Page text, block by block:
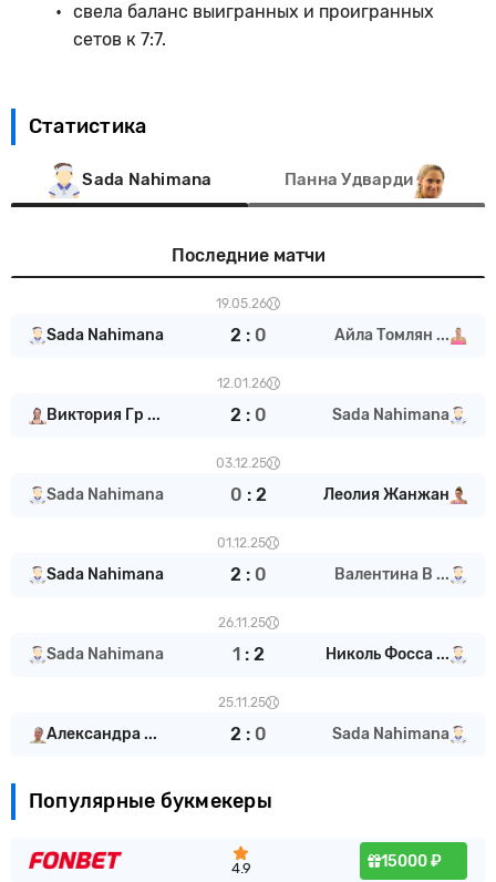
свела баланс выигранных и проигранных
сетов к 7:7.
Статистика
Sada Nahimana Панна Удварди
Последние матчи
19.05.26
Sada Nahimana 2 : 0 Айла Томлян ...
12.01.26
Виктория Гр ... 2 : 0 Sada Nahimana
03.12.25
Sada Nahimana 0 : 2 Леолия Жанжан
01.12.25
Sada Nahimana 2 : 0 Валентина В ...
26.11.25
Sada Nahimana 1: 2 Николь Фосса ...
25.11.25
Александра ... 2 : 0 Sada Nahimana
Популярные букмекеры
4.9 15000 ₽